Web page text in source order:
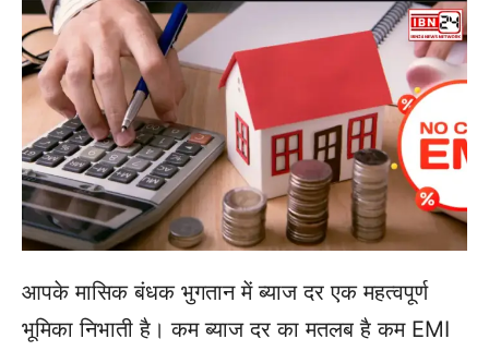
आपके मासिक बंधक भुगतान में ब्याज दर एक महत्वपूर्ण
भूमिका निभाती है। कम ब्याज दर का मतलब है कम EMI